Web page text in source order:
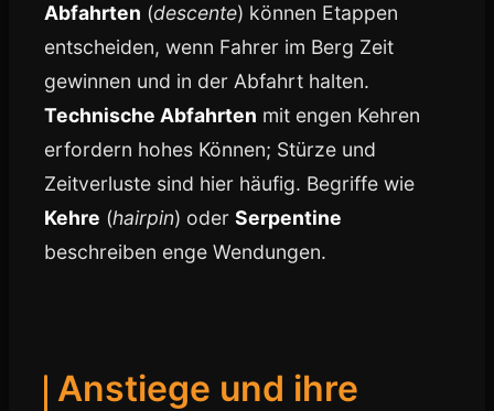
Abfahrten (descente) können Etappen
entscheiden, wenn Fahrer im Berg Zeit
gewinnen und in der Abfahrt halten.
Technische Abfahrten mit engen Kehren
erfordern hohes Können; Stürze und
Zeitverluste sind hier häufig. Begriffe wie
Kehre (hairpin) oder Serpentine
beschreiben enge Wendungen.
Anstiege und ihre